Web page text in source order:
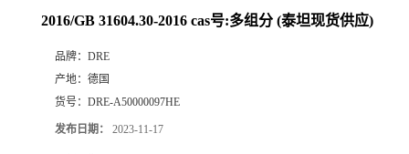
2016/GB 31604.30-2016 cas号:多组分 (泰坦现货供应)
品牌： DRE
产地： 德国
货号： DRE-A50000097HE
发布日期： 2023-11-17